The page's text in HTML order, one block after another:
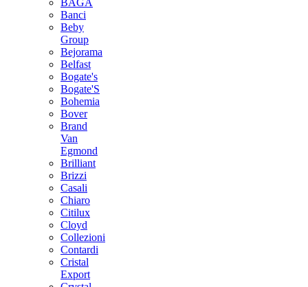
BAGA
Banci
Beby
Group
Bejorama
Belfast
Bogate's
Bogate'S
Bohemia
Bover
Brand
Van
Egmond
Brilliant
Brizzi
Casali
Chiaro
Citilux
Cloyd
Collezioni
Contardi
Cristal
Export